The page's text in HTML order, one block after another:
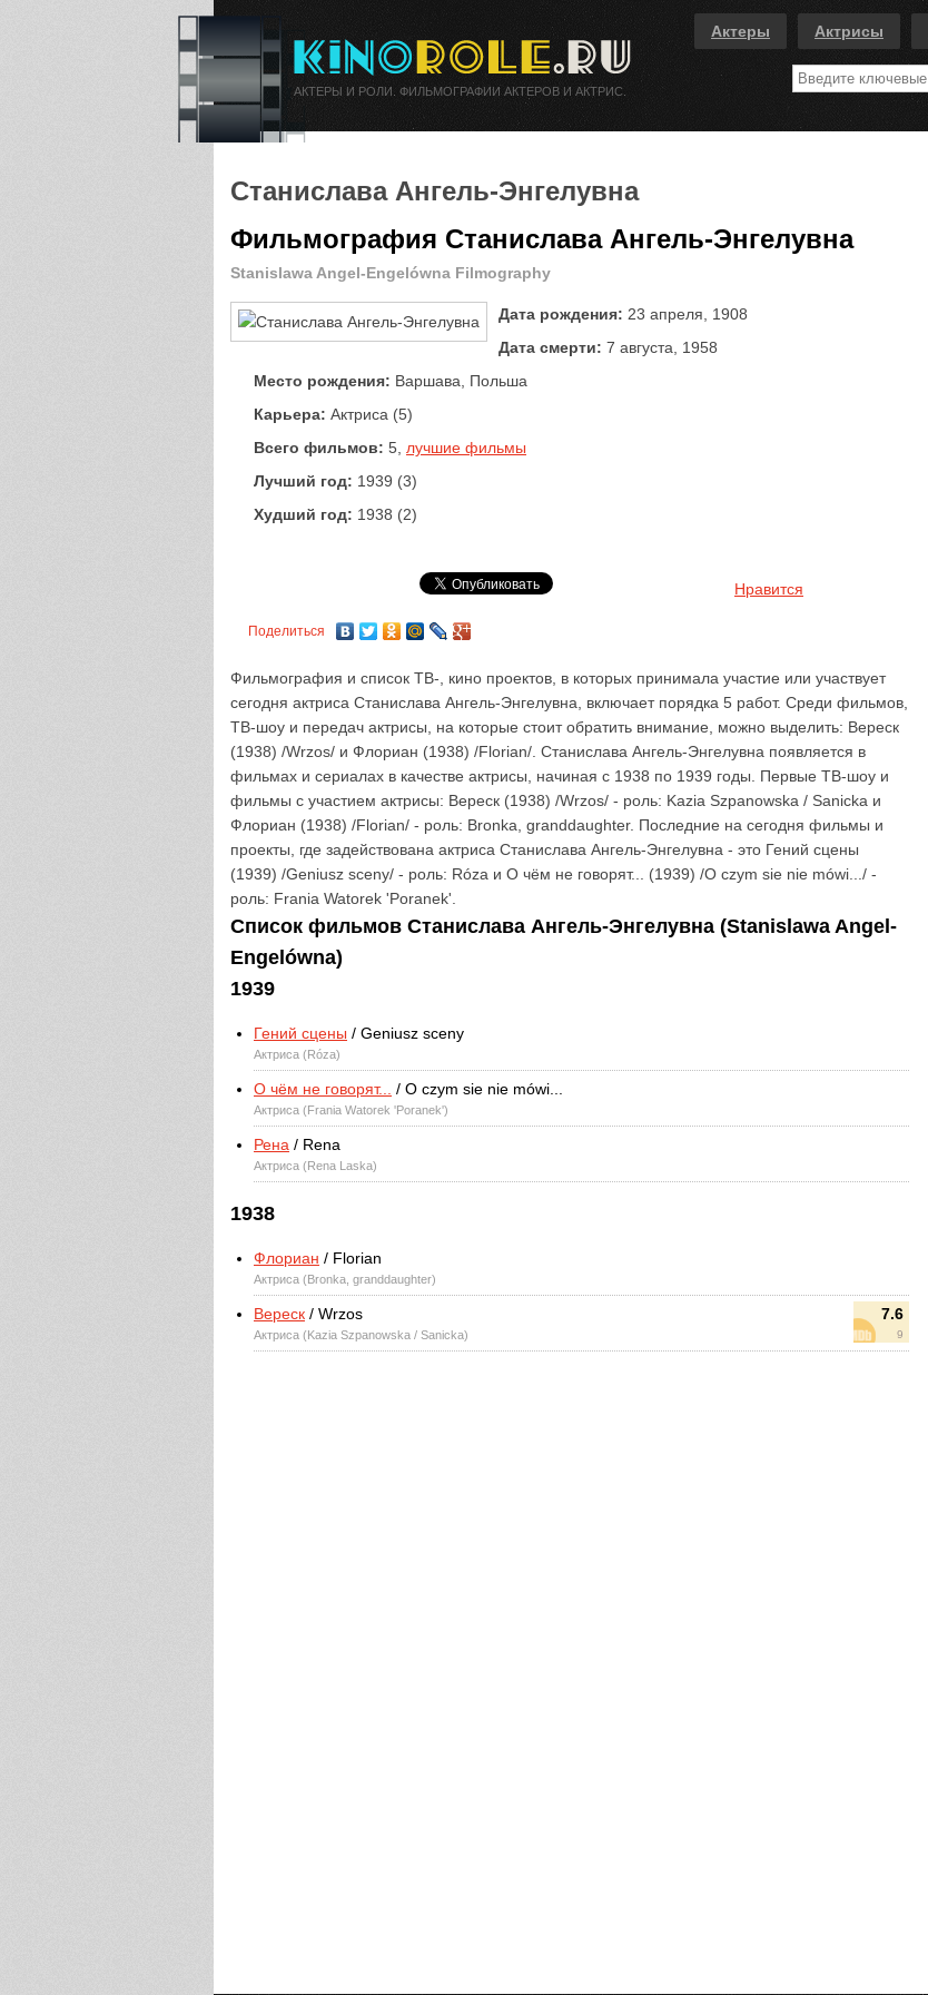
Актеры Актрисы
Станислава Ангель-Энгелувна
Фильмография Станислава Ангель-Энгелувна
Stanislawa Angel-Engelówna Filmography
Дата рождения: 23 апреля, 1908
Дата смерти: 7 августа, 1958
Место рождения: Варшава, Польша
Карьера: Актриса (5)
Всего фильмов: 5, лучшие фильмы
Лучший год: 1939 (3)
Худший год: 1938 (2)
Нравится
Поделиться
Фильмография и список ТВ-, кино проектов, в которых принимала участие или участвует
сегодня актриса Станислава Ангель-Энгелувна, включает порядка 5 работ. Среди фильмов,
ТВ-шоу и передач актрисы, на которые стоит обратить внимание, можно выделить: Вереск
(1938) /Wrzos/ и Флориан (1938) /Florian/. Станислава Ангель-Энгелувна появляется в
фильмах и сериалах в качестве актрисы, начиная с 1938 по 1939 годы. Первые ТВ-шоу и
фильмы с участием актрисы: Вереск (1938) /Wrzos/ - роль: Kazia Szpanowska / Sanicka и
Флориан (1938) /Florian/ - роль: Bronka, granddaughter. Последние на сегодня фильмы и
проекты, где задействована актриса Станислава Ангель-Энгелувна - это Гений сцены
(1939) /Geniusz sceny/ - роль: Róza и О чём не говорят... (1939) /O czym sie nie mówi.../ -
роль: Frania Watorek 'Poranek'.
Список фильмов Станислава Ангель-Энгелувна (Stanislawa Angel-
Engelówna)
1939
Гений сцены / Geniusz sceny
Актриса (Róza)
О чём не говорят... / O czym sie nie mówi...
Актриса (Frania Watorek 'Poranek')
Рена / Rena
Актриса (Rena Laska)
1938
Флориан / Florian
Актриса (Bronka, granddaughter)
7.6
9
Вереск / Wrzos
Актриса (Kazia Szpanowska / Sanicka)
АКТЕРЫ И РОЛИ. ФИЛЬМОГРАФИИ АКТЕРОВ И АКТРИС.